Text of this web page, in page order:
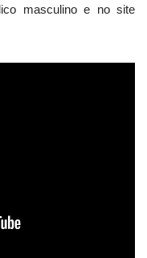
masculino e no site